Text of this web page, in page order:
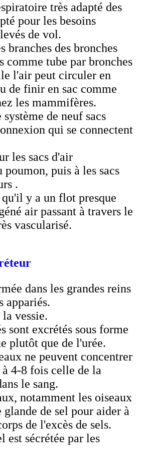
très adapté des
pour les besoins
de vol.
branches des bronches
comme tube par bronches
l'air peut circuler en
de finir en sac comme
les mammifères.
système de neuf sacs
qui se connectent
les sacs d'air
poumon, puis à les sacs
.
qu'il y a un flot presque
air passant à travers le
vascularisé.
dans les grandes reins
appariés.
la vessie.
sont excrétés sous forme
plutôt que de l'urée.
ne peuvent concentrer
à 4-8 fois celle de la
le sang.
, notamment les oiseaux
glande de sel pour aider à
de l'excès de sels.
est sécrétée par les